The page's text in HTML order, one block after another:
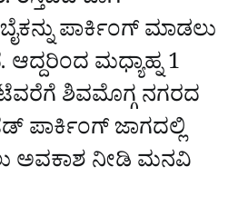
ಪಾರ್ಕಿಂಗ್ ಮಾಡಲು
ಮಧ್ಯಾಹ್ನ 1
ಶಿವಮೊಗ್ಗ ನಗರದ
ಪಾರ್ಕಿಂಗ್ ಜಾಗದಲ್ಲಿ
ಅವಕಾಶ ನೀಡಿ ಮನವಿ